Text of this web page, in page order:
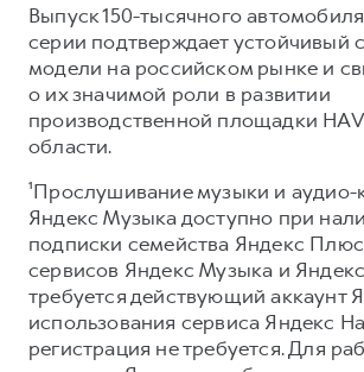
Выпуск 150-тысячного
серии подтверждает устойчивый
модели на российском рынке и
о их значимой роли в развитии
производственной площадки
области.
¹Прослушивание музыки и аудио-
Яндекс Музыка доступно при
подписки семейства Яндекс
сервисов Яндекс Музыка и
требуется действующий аккаунт
использования сервиса Яндекс
регистрация не требуется. Для